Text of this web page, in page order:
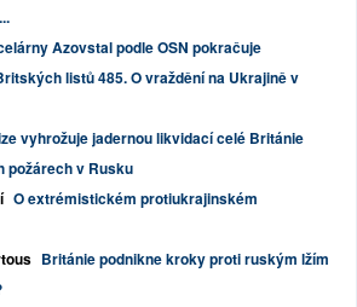
Azovstal podle OSN pokračuje
listů 485. O vraždění na Ukrajině v
vyhrožuje jadernou likvidací celé Británie
požárech v Rusku
O extrémistickém protiukrajinském
Británie podnikne kroky proti ruským lžím